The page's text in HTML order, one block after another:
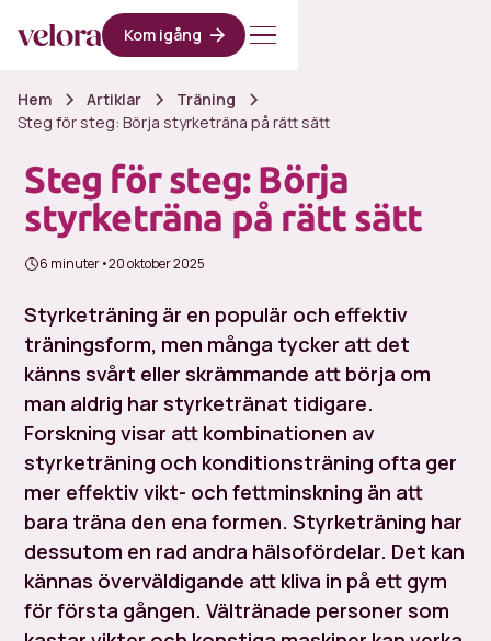
Kom igång
Hem Artiklar
Träning
Steg för steg: Börja styrketräna på rätt sätt
Steg för steg: Börja
styrketräna på rätt sätt
6 minuter•20 oktober 2025
Styrketräning är en populär och effektiv
träningsform, men många tycker att det
känns svårt eller skrämmande att börja om
man aldrig har styrketränat tidigare.
Forskning visar att kombinationen av
styrketräning och konditionsträning ofta ger
mer effektiv vikt- och fettminskning än att
bara träna den ena formen. Styrketräning har
dessutom en rad andra hälsofördelar. Det kan
kännas överväldigande att kliva in på ett gym
för första gången. Vältränade personer som